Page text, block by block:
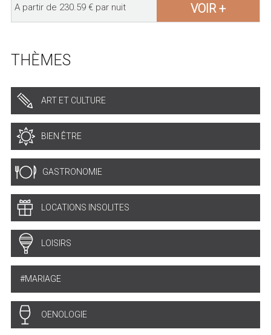
A partir de 230.59 € par nuit VOIR +
THÈMES
ART ET CULTURE
BIEN ÊTRE
GASTRONOMIE
LOCATIONS INSOLITES
LOISIRS
MARIAGE
OENOLOGIE